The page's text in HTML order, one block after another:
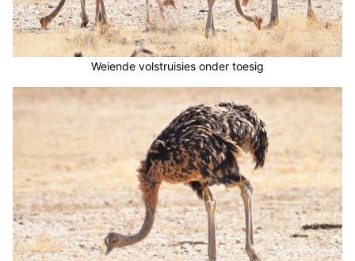
Weiende volstruisies onder toesig